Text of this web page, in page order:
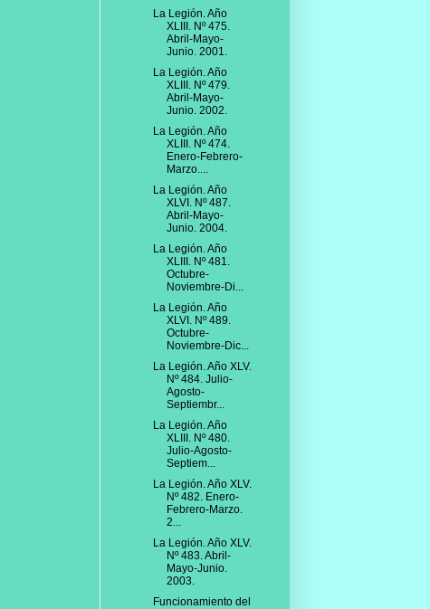
La Legión. Año
XLIII. Nº 475.
Abril-Mayo-
Junio. 2001.
La Legión. Año
XLIII. Nº 479.
Abril-Mayo-
Junio. 2002.
La Legión. Año
XLIII. Nº 474.
Enero-Febrero-
Marzo....
La Legión. Año
XLVI. Nº 487.
Abril-Mayo-
Junio. 2004.
La Legión. Año
XLIII. Nº 481.
Octubre-
Noviembre-Di...
La Legión. Año
XLVI. Nº 489.
Octubre-
Noviembre-Dic...
La Legión. Año XLV.
Nº 484. Julio-
Agosto-
Septiembr...
La Legión. Año
XLIII. Nº 480.
Julio-Agosto-
Septiem...
La Legión. Año XLV.
Nº 482. Enero-
Febrero-Marzo.
2...
La Legión. Año XLV.
Nº 483. Abril-
Mayo-Junio.
2003.
Funcionamiento del